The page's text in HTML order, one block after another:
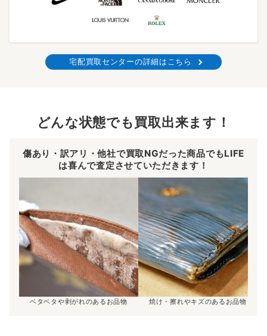
宅配買取センターの詳細はこちら
どんな状態でも買取出来ます！
傷あり・訳アリ・他社で買取NGだった商品でもLIFE
は喜んで査定させていただきます！
ベタベタや剥がれのあるお品物 焼け・擦れやキズのあるお品物